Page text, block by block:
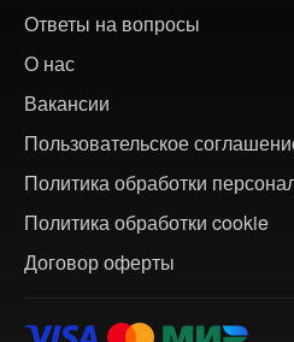
Ответы на вопросы
О нас
Вакансии
Пользовательское
Политика обработки
Политика обработки cookie
Договор оферты